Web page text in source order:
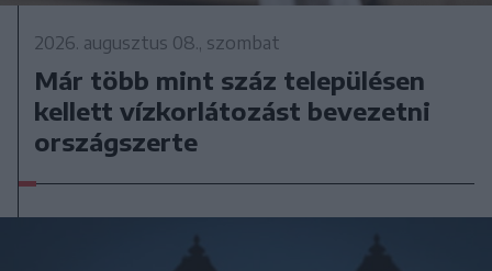
2026. augusztus 08., szombat
Már több mint száz településen
kellett vízkorlátozást bevezetni
országszerte